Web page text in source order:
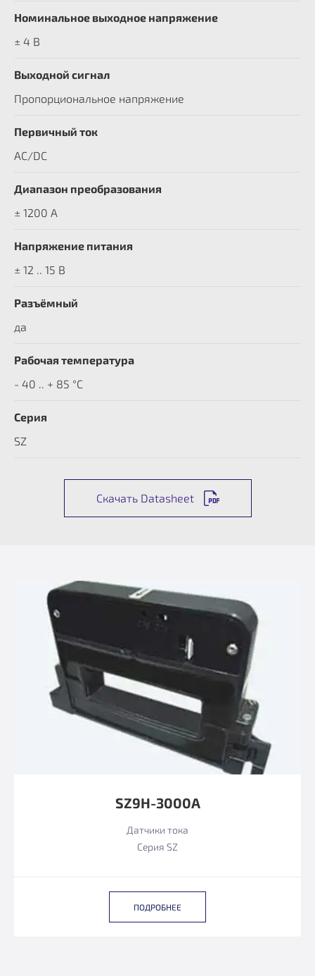
Номинальное выходное напряжение
± 4 В
Выходной сигнал
Пропорциональное напряжение
Первичный ток
AC/DC
Диапазон преобразования
± 1200 A
Напряжение питания
± 12 .. 15 В
Разъёмный
да
Рабочая температура
- 40 .. + 85 °C
Серия
SZ
Скачать Datasheet
SZ9H-3000А
Датчики тока
Серия SZ
ПОДРОБНЕЕ